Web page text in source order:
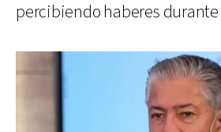
percibiendo haberes durante